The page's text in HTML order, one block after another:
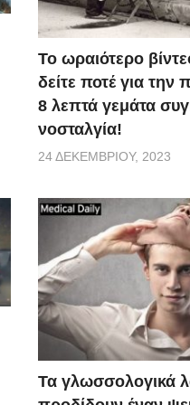
πιθανόν να
αυτοκαταστροφική
καταστάσεις,
του. Η
και θα συγκρίνει
Το ωραιότερο
δείτε ποτέ για την
8 λεπτά γεμάτα
νοσταλγία!
24 ΔΕΚΕΜΒΡΊΟΥ, 2023
Τα γλωσσολογικά